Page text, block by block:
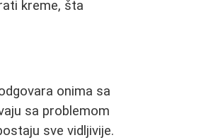
kreme, šta
onima sa
sa problemom
sve vidljivije.